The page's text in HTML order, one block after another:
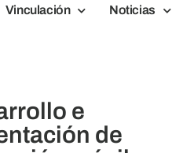
Vinculación Noticias
e
de